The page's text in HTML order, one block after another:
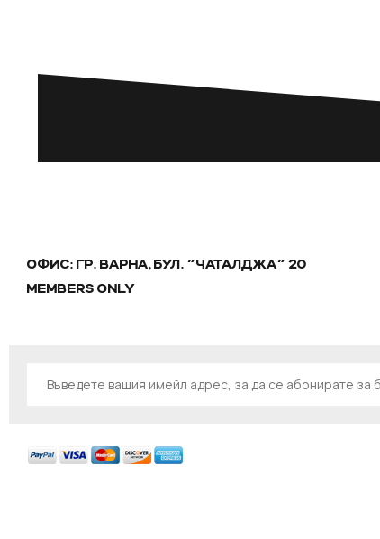
ОФИС: ГР. ВАРНА, БУЛ. "ЧАТАЛДЖА" 20
MEMBERS ONLY